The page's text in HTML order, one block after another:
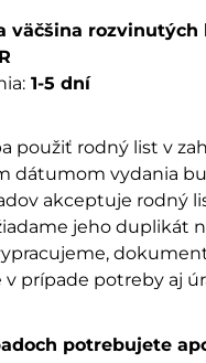
väčšina rozvinutých
1-5 dní
použiť rodný list v
dátumom vydania
akceptuje rodný
jeho duplikát
v prípade potreby aj
potrebujete